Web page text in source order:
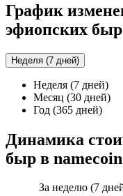
График
эфиопских
Неделя (7 дней)
Неделя (7 дней)
Месяц (30 дней)
Год (365 дней)
Динамика
быр в namecoin
За неделю (7